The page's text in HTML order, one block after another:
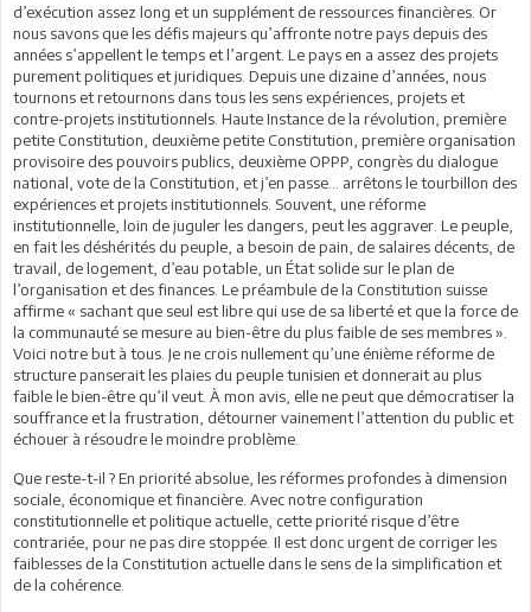
d’exécution assez long et un supplément de ressources financières. Or
nous savons que les défis majeurs qu’affronte notre pays depuis des
années s’appellent le temps et l’argent. Le pays en a assez des projets
purement politiques et juridiques. Depuis une dizaine d’années, nous
tournons et retournons dans tous les sens expériences, projets et
contre-projets institutionnels. Haute Instance de la révolution, première
petite Constitution, deuxième petite Constitution, première organisation
provisoire des pouvoirs publics, deuxième OPPP, congrès du dialogue
national, vote de la Constitution, et j’en passe… arrêtons le tourbillon des
expériences et projets institutionnels. Souvent, une réforme
institutionnelle, loin de juguler les dangers, peut les aggraver. Le peuple,
en fait les déshérités du peuple, a besoin de pain, de salaires décents, de
travail, de logement, d’eau potable, un État solide sur le plan de
l’organisation et des finances. Le préambule de la Constitution suisse
affirme « sachant que seul est libre qui use de sa liberté et que la force de
la communauté se mesure au bien-être du plus faible de ses membres ».
Voici notre but à tous. Je ne crois nullement qu’une énième réforme de
structure panserait les plaies du peuple tunisien et donnerait au plus
faible le bien-être qu’il veut. À mon avis, elle ne peut que démocratiser la
souffrance et la frustration, détourner vainement l’attention du public et
échouer à résoudre le moindre problème.
Que reste-t-il ? En priorité absolue, les réformes profondes à dimension
sociale, économique et financière. Avec notre configuration
constitutionnelle et politique actuelle, cette priorité risque d’être
contrariée, pour ne pas dire stoppée. Il est donc urgent de corriger les
faiblesses de la Constitution actuelle dans le sens de la simplification et
de la cohérence.